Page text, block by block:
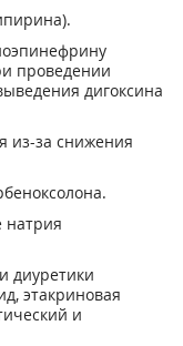
проведении
дигоксина
из-за снижения
натрия
диуретики
этакриновая
и